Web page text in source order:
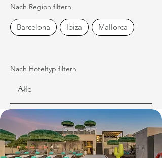
Nach Region filtern
Barcelona Ibiza Mallorca
Nach Hoteltyp filtern